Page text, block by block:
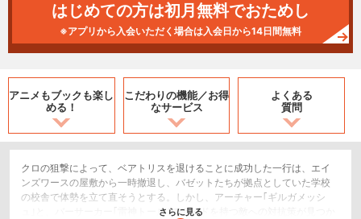
はじめての方は初月無料でおためし
※アプリから入会いただく場合は入会日から14日間無料
アニメもブックも楽し
める！
こだわりの機能／お得
なサービス
よくある
質問
クロの狙撃によって、ベアトリスを退けることに成功した一行は、エイ
ンズワースの屋敷から一時撤退し、バゼットたちが拠点としていた学校
の校舎で体勢を立て直そうとする。しかし、アーチャー｢ギルガメッシ
ュ｣と、バーサーカー｢雷神トール｣のカードを持つ敵への対抗策が見つか
さらに見る